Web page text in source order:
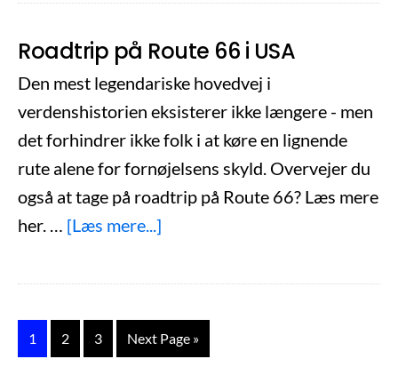
bryggerier
Roadtrip på Route 66 i USA
Den mest legendariske hovedvej i
verdenshistorien eksisterer ikke længere - men
det forhindrer ikke folk i at køre en lignende
rute alene for fornøjelsens skyld. Overvejer du
også at tage på roadtrip på Route 66? Læs mere
her. … [Læs mere...]
på
66
Side
1 Side
2 Side
3
Go
to
Next Page »